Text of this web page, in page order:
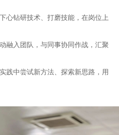
心钻研技术、打磨技能，在岗位上
融入团队，与同事协同作战，汇聚
践中尝试新方法、探索新思路，用